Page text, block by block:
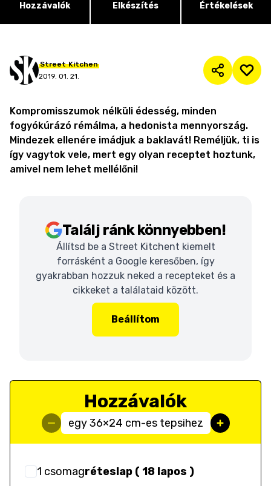
Hozzávalók Elkészítés Értékelések
Street Kitchen
2019. 01. 21.
Kompromisszumok nélküli édesség, minden
fogyókúrázó rémálma, a hedonista mennyország.
Mindezek ellenére imádjuk a baklavát! Reméljük, ti is
így vagytok vele, mert egy olyan receptet hoztunk,
amivel nem lehet mellélőni!
Találj ránk könnyebben!
Állítsd be a Street Kitchent kiemelt
forrásként a Google keresőben, így
gyakrabban hozzuk neked a recepteket és a
cikkeket a találataid között.
Beállítom
Hozzávalók
egy 36×24 cm-es tepsihez
1 csomagréteslap ( 18 lapos )